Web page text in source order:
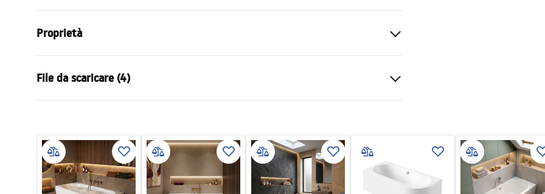
Proprietà
Colore
Materiale
Acrilico
Larghezza
750
mm
Altezza
560
mm
Lato di installazione
File da scaricare (4)
WARUNKI_BEZPIECZENSTWA_WAN
Warranty_Terms_and_Conditions_
Bathtubs.pdf
Istruzioni di montaggio Istruzioni di montaggio